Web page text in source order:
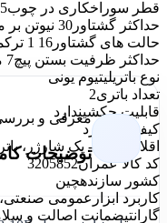
قطر سوراخکاری در چوب25
حداکثر گشتاور 30 نیوتن بر متر
حالت های گشتاور 16 1 ترکمتر
حداکثر ظرفیت بستن پیچ7 میلیمتر
نوع باتریلیتیوم یونی
تعداد باتری2
قابلیت چکشیندارد
کیف حمل
دارد
اقلام همراه - یک شارژر،
کد کالا عمران3205852
کشور سازندهچین
کاربرد ابزار عمومی
گارانتیضمانت اصالت و
معرفی و
توضیحات